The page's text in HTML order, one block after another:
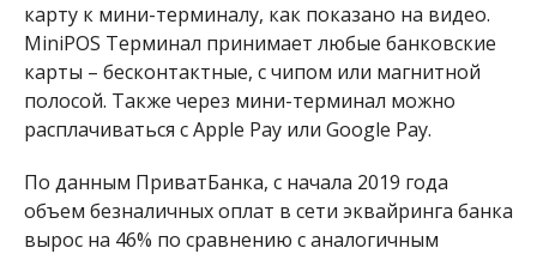
карту к мини-терминалу, как показано на видео.
MiniPOS Терминал принимает любые банковские
карты – бесконтактные, с чипом или магнитной
полосой. Также через мини-терминал можно
расплачиваться с Apple Pay или Google Pay.
По данным ПриватБанка, с начала 2019 года
объем безналичных оплат в сети эквайринга банка
вырос на 46% по сравнению с аналогичным